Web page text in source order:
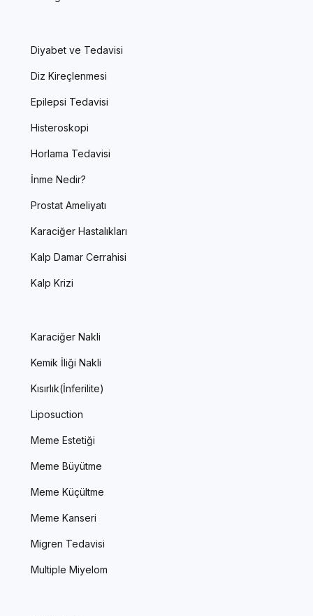
Diyabet ve Tedavisi
Diz Kireçlenmesi
Epilepsi Tedavisi
Histeroskopi
Horlama Tedavisi
İnme Nedir?
Prostat Ameliyatı
Karaciğer Hastalıkları
Kalp Damar Cerrahisi
Kalp Krizi
Karaciğer Nakli
Kemik İliği Nakli
Kısırlık(İnferilite)
Liposuction
Meme Estetiği
Meme Büyütme
Meme Küçültme
Meme Kanseri
Migren Tedavisi
Multiple Miyelom